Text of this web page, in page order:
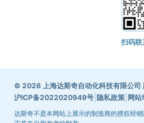
扫码联
© 2026 上海达斯奇自动化科技有限公司
沪ICP备2022020949号 隐私政策 网站
达斯奇不是本网站上展示的制造商的授权经